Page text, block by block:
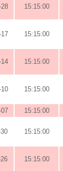
15:15:00
15:15:00
15:15:00
15:15:00
15:15:00
15:15:00
15:15:00